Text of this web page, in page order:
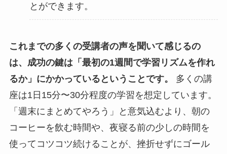
とができます。
これまでの多くの受講者の声を聞いて感じるの
は、成功の鍵は「 最初の1週間で学習リズムを作れ
るか」にかかっているということです。
多くの講
座は1日15分〜30分程度の学習を想定しています。
「週末にまとめてやろう」と意気込むより、朝の
コーヒーを飲む時間や、夜寝る前の少しの時間を
使ってコツコツ続けることが、挫折せずにゴール